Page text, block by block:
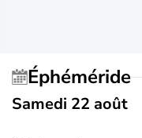
Éphéméride
Samedi 22 août